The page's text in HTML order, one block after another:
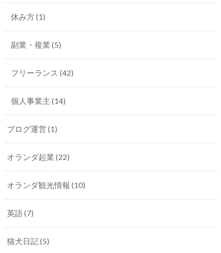
休み方(1)
副業・複業 (5)
フリーランス (42)
個人事業主 (14)
ブログ運営 (1)
オランダ起業 (22)
オランダ観光情報 (10)
英語(7)
猫犬日記(5)